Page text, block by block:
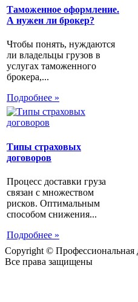
Таможенное оформление.
А нужен ли брокер?
Чтобы понять, нуждаются
ли владельцы грузов в
услугах таможенного
брокера,...
Подробнее »
Типы страховых
договоров
Процесс доставки груза
связан с множеством
рисков. Оптимальным
способом снижения...
Подробнее »
Copyright © Профессиональная
Все права защищены